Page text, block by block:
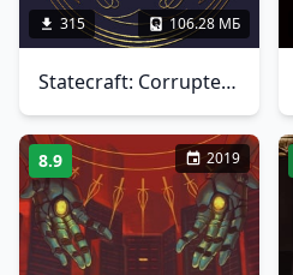
315 106.28 МБ
Statecraft: Corrupted Democracy
8.9 2019